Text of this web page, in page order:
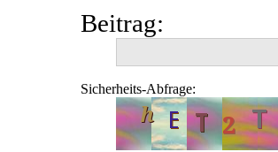
Beitrag:
Sicherheits-Abfrage: